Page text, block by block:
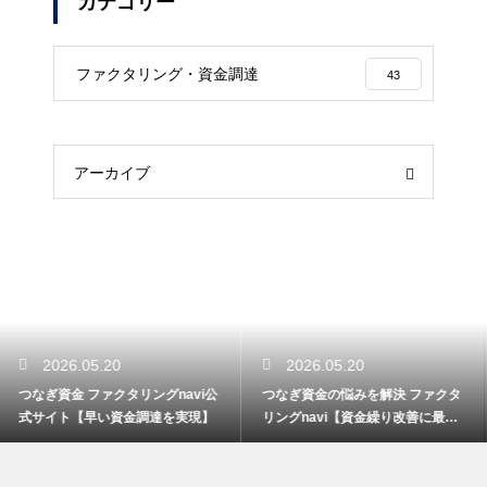
ファクタリング・資金調達 43
アーカイブ
2026.05.20
つなぎ資金の悩みを解決 ファクタ
リングnavi【資金繰り改善に最
適】
2026.05.20
資金繰り ファクタリング即日net
マイルapcas【初めての法人融
資】